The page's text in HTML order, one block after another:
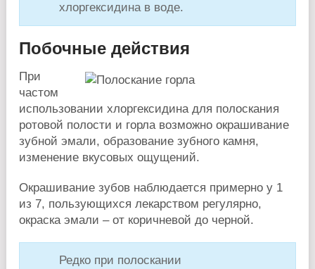
хлоргексидина в воде.
Побочные действия
При
частом
использовании хлоргексидина для полоскания
ротовой полости и горла возможно окрашивание
зубной эмали, образование зубного камня,
изменение вкусовых ощущений.
Окрашивание зубов наблюдается примерно у 1
из 7, пользующихся лекарством регулярно,
окраска эмали – от коричневой до черной.
Редко при полоскании